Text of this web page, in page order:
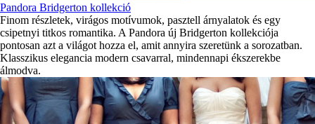
Pandora Bridgerton kollekció
Finom részletek, virágos motívumok, pasztell árnyalatok és egy
csipetnyi titkos romantika. A Pandora új Bridgerton kollekciója
pontosan azt a világot hozza el, amit annyira szeretünk a sorozatban.
Klasszikus elegancia modern csavarral, mindennapi ékszerekbe
álmodva.